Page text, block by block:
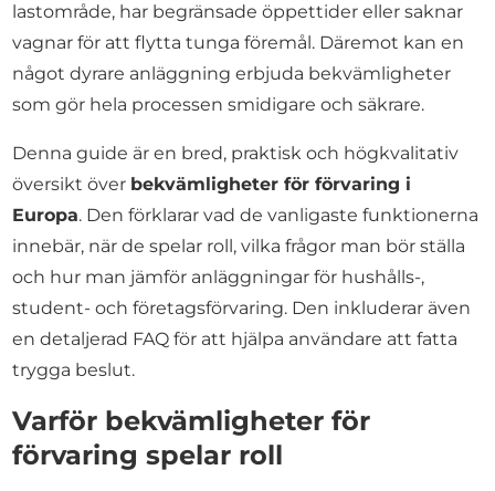
lastområde, har begränsade öppettider eller saknar
vagnar för att flytta tunga föremål. Däremot kan en
något dyrare anläggning erbjuda bekvämligheter
som gör hela processen smidigare och säkrare.
Denna guide är en bred, praktisk och högkvalitativ
översikt över bekvämligheter för förvaring i
Europa. Den förklarar vad de vanligaste funktionerna
innebär, när de spelar roll, vilka frågor man bör ställa
och hur man jämför anläggningar för hushålls-,
student- och företagsförvaring. Den inkluderar även
en detaljerad FAQ för att hjälpa användare att fatta
trygga beslut.
Varför bekvämligheter för
förvaring spelar roll